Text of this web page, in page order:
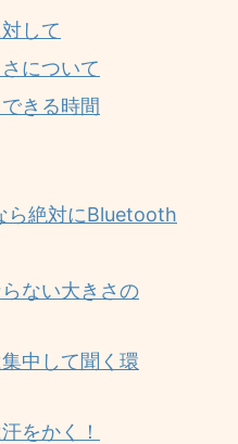
して
について
きる時間
ら絶対にBluetooth
ない大きさの
中して聞く環
をかく！